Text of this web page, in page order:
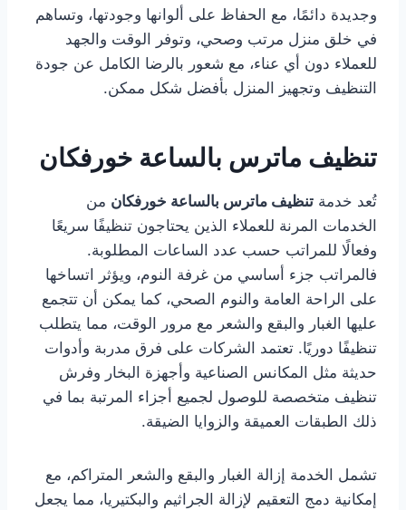
وجديدة دائمًا، مع الحفاظ على ألوانها وجودتها، وتساهم
في خلق منزل مرتب وصحي، وتوفر الوقت والجهد
للعملاء دون أي عناء، مع شعور بالرضا الكامل عن جودة
التنظيف وتجهيز المنزل بأفضل شكل ممكن.
تنظيف ماترس بالساعة خورفكان
تُعد خدمة تنظيف ماترس بالساعة خورفكان من
الخدمات المرنة للعملاء الذين يحتاجون تنظيفًا سريعًا
وفعالًا للمراتب حسب عدد الساعات المطلوبة.
فالمراتب جزء أساسي من غرفة النوم، ويؤثر اتساخها
على الراحة العامة والنوم الصحي، كما يمكن أن تتجمع
عليها الغبار والبقع والشعر مع مرور الوقت، مما يتطلب
تنظيفًا دوريًا. تعتمد الشركات على فرق مدربة وأدوات
حديثة مثل المكانس الصناعية وأجهزة البخار وفرش
تنظيف متخصصة للوصول لجميع أجزاء المرتبة بما في
ذلك الطبقات العميقة والزوايا الضيقة.
تشمل الخدمة إزالة الغبار والبقع والشعر المتراكم، مع
إمكانية دمج التعقيم لإزالة الجراثيم والبكتيريا، مما يجعل